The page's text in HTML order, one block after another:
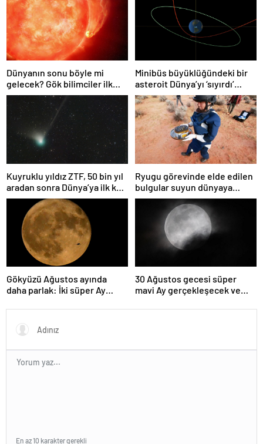
Dünyanın sonu böyle mi
gelecek? Gök bilimciler ilk
kez sönen yıldızın gezegeni
yutmasına tanık oldu
Minibüs büyüklüğündeki bir
asteroit Dünya’yı ‘sıyırdı’
geçti
Kuyruklu yıldız ZTF, 50 bin yıl
aradan sonra Dünya’ya ilk kez
çok yaklaşacak
Ryugu görevinde elde edilen
bulgular suyun dünyaya
asteroitlerce getirilmiş
olabileceğini gösteriyor
Gökyüzü Ağustos ayında
daha parlak: İki süper Ay
30 Ağustos gecesi süper
mavi Ay gerçekleşecek ve
olacak
En az 10 karakter gerekli